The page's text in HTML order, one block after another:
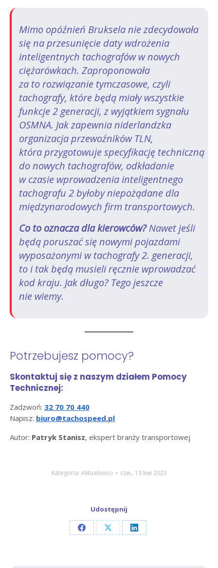
Mimo opóźnień Bruksela nie zdecydowała
się na przesunięcie daty wdrożenia
inteligentnych tachografów w nowych
ciężarówkach. Zaproponowała
za to rozwiązanie tymczasowe, czyli
tachografy, które będą miały wszystkie
funkcje 2 generacji, z wyjątkiem sygnału
OSMNA. Jak zapewnia niderlandzka
organizacja przewoźników TLN,
która przygotowuje specyfikację techniczną
do nowych tachografów, odkładanie
w czasie wprowadzenia inteligentnego
tachografu 2 byłoby niepożądane dla
międzynarodowych firm transportowych.
Co to oznacza dla kierowców? Nawet jeśli
będą poruszać się nowymi pojazdami
wyposażonymi w tachografy 2. generacji,
to i tak będą musieli ręcznie wprowadzać
kod kraju. Jak długo? Tego jeszcze
nie wiemy.
Potrzebujesz pomocy?
Skontaktuj się z naszym działem Pomocy
Technicznej:
Zadzwoń: 32 70 70 440
Napisz: biuro@tachospeed.pl
Autor: Patryk Stanisz, ekspert branży transportowej
Kategoria: Aktualności czw., 13 kwi 2023
Udostępnij
Share Share Share